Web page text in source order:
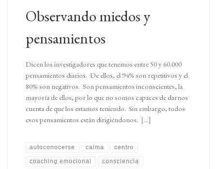
Observando miedos y
pensamientos
Dicen los investigadores que tenemos entre 50 y 60.000
pensamientos diarios. De ellos, el 94% son repetitivos y el
80% son negativos. Son pensamientos inconscientes, la
mayoría de ellos, por lo que no somos capaces de darnos
cuenta de que los estamos teniendo. Sin embargo, todos
esos pensamientos están dirigiéndonos. […]
autoconocerse calma centro
coaching emocional consciencia